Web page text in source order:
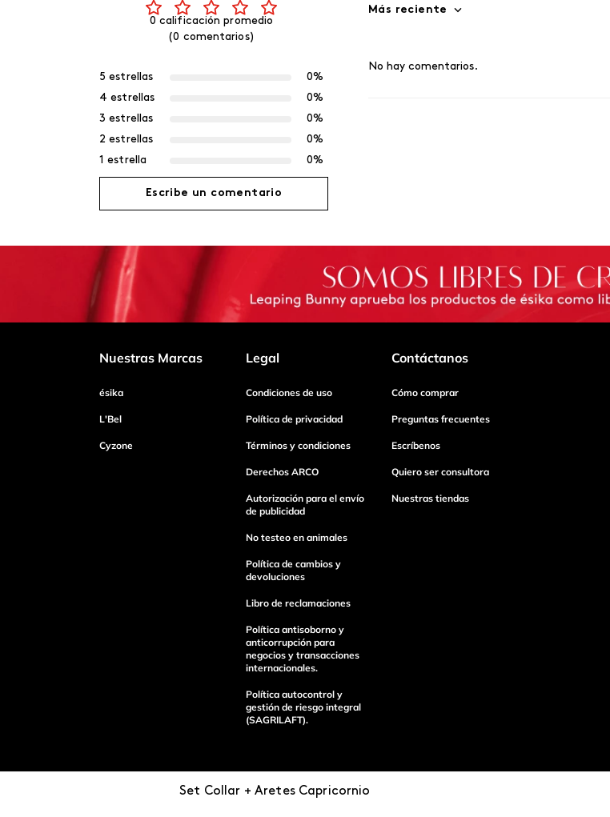
Set Collar + Aretes Capricornio
0 calificación promedio
(0 comentarios)
5 estrellas
0%
4 estrellas
0%
3 estrellas
0%
2 estrellas
0%
1 estrella
0%
Escribe un comentario
Agregar comentario
Título
Tu nombre
Enviar Comentario
Más reciente
No hay comentarios.
Nuestras Marcas
ésika
L'Bel
Cyzone
Legal
Condiciones de uso
Política de privacidad
Términos y condiciones
Derechos ARCO
Autorización para el envío
de publicidad
No testeo en animales
Política de cambios y
devoluciones
Libro de reclamaciones
Política antisoborno y
anticorrupción para
negocios y transacciones
internacionales.
Política autocontrol y
gestión de riesgo integral
(SAGRILAFT).
Contáctanos
Cómo comprar
Preguntas frecuentes
Escríbenos
Quiero ser consultora
Nuestras tiendas